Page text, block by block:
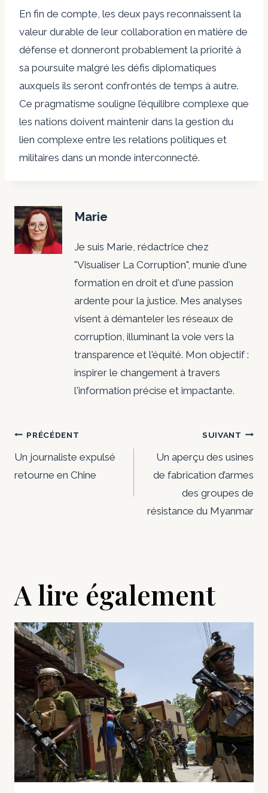
En fin de compte, les deux pays reconnaissent la
valeur durable de leur collaboration en matière de
défense et donneront probablement la priorité à
sa poursuite malgré les défis diplomatiques
auxquels ils seront confrontés de temps à autre.
Ce pragmatisme souligne l’équilibre complexe que
les nations doivent maintenir dans la gestion du
lien complexe entre les relations politiques et
militaires dans un monde interconnecté.
Marie
Je suis Marie, rédactrice chez
"Visualiser La Corruption", munie d'une
formation en droit et d'une passion
ardente pour la justice. Mes analyses
visent à démanteler les réseaux de
corruption, illuminant la voie vers la
transparence et l'équité. Mon objectif :
inspirer le changement à travers
l'information précise et impactante.
Navigation
de
PRÉCÉDENT
Un journaliste expulsé
retourne en Chine
SUIVANT
Un aperçu des usines
de fabrication d’armes
des groupes de
résistance du Myanmar
A lire également